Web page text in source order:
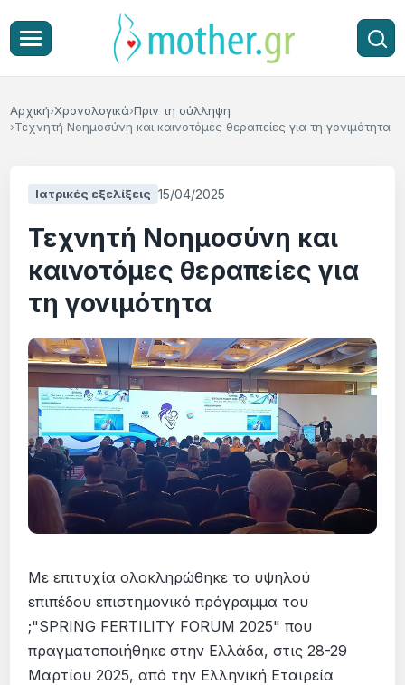
Αρχική Χρονολογικά Πριν τη σύλληψη
Τεχνητή Νοημοσύνη και καινοτόμες θεραπείες για τη γονιμότητα
Ιατρικές εξελίξεις 15/04/2025
Τεχνητή Νοημοσύνη και
καινοτόμες θεραπείες για
τη γονιμότητα
Με επιτυχία ολοκληρώθηκε το υψηλού
επιπέδου επιστημονικό πρόγραμμα του
;"SPRING FERTILITY FORUM 2025" που
πραγματοποιήθηκε στην Ελλάδα, στις 28-29
Μαρτίου 2025, από την Ελληνική Εταιρεία